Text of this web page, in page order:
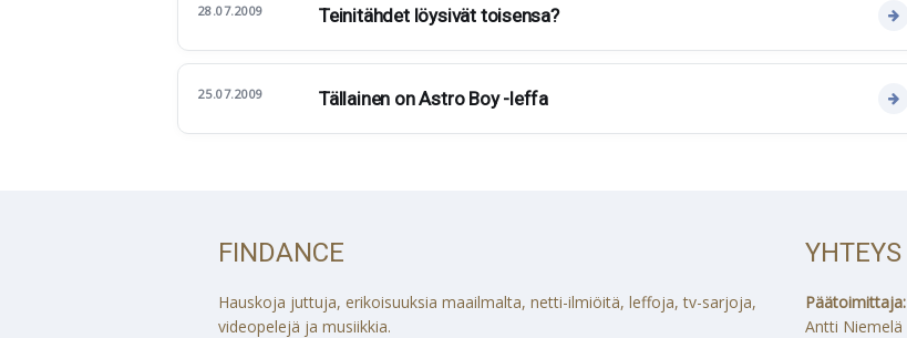
28.07.2009 Teinitähdet löysivät toisensa?
25.07.2009 Tällainen on Astro Boy -leffa
FINDANCE
Hauskoja juttuja, erikoisuuksia maailmalta, netti-ilmiöitä, leffoja, tv-sarjoja,
videopelejä ja musiikkia.
YHTEYS
Päätoimittaja:
Antti Niemelä